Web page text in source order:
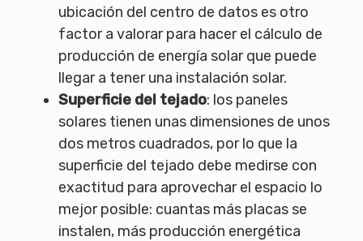
ubicación del centro de datos es otro
factor a valorar para hacer el cálculo de
producción de energía solar que puede
llegar a tener una instalación solar.
Superficie del tejado: los paneles
solares tienen unas dimensiones de unos
dos metros cuadrados, por lo que la
superficie del tejado debe medirse con
exactitud para aprovechar el espacio lo
mejor posible: cuantas más placas se
instalen, más producción energética